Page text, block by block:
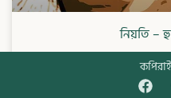
নিয়তি –